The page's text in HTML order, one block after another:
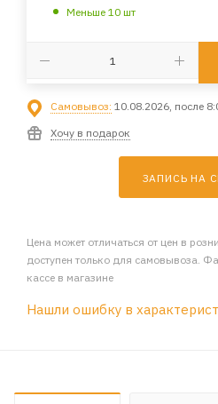
Меньше 10 шт
Самовывоз: 10.08.2026, после
Хочу в подарок
ЗАПИСЬ НА
Цена может отличаться от цен в
доступен только для самовывоза.
кассе в магазине
Нашли ошибку в